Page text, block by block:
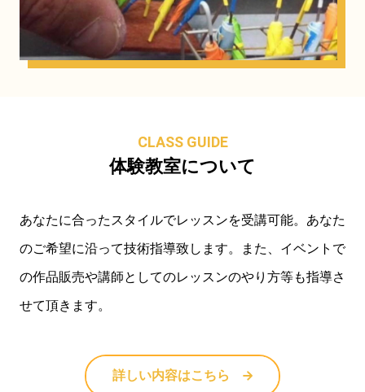
CLASS GUIDE
体験教室について
あなたに合ったスタイルでレッスンを受講可能。あなた
のご希望に沿って技術指導致します。また、イベントで
の作品販売や講師としてのレッスンのやり方等も指導さ
せて頂きます。
詳しい内容はこちら